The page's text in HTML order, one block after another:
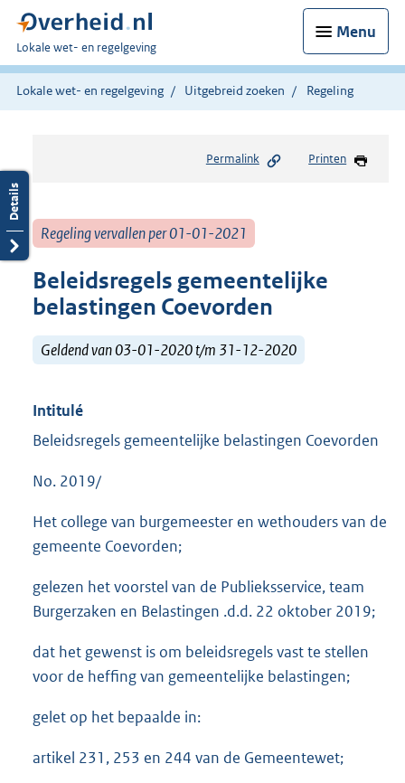
Menu
U
bent
hier:
Lokale wet- en regelgeving
Lokale wet- en regelgeving Uitgebreid zoeken Regeling
Permalink Printen
Regeling vervallen per 01-01-2021
Beleidsregels gemeentelijke
belastingen Coevorden
Geldend van 03-01-2020 t/m 31-12-2020
Intitulé
Beleidsregels gemeentelijke belastingen Coevorden
No. 2019/
Het college van burgemeester en wethouders van de
gemeente Coevorden;
gelezen het voorstel van de Publieksservice, team
Burgerzaken en Belastingen .d.d. 22 oktober 2019;
dat het gewenst is om beleidsregels vast te stellen
voor de heffing van gemeentelijke belastingen;
gelet op het bepaalde in:
artikel 231, 253 en 244 van de Gemeentewet;